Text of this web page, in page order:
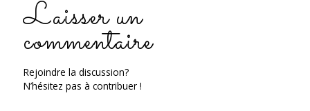
Laisser un
commentaire
Rejoindre la discussion?
N’hésitez pas à contribuer !